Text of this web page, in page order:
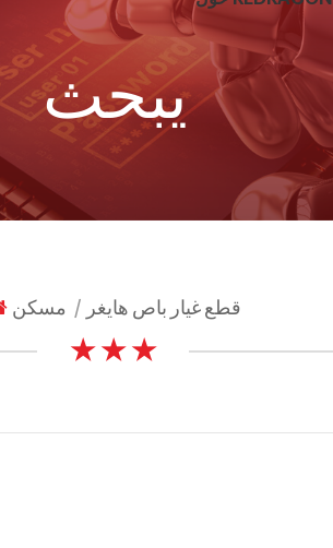
يبحث
مسكن | قطع غيار باص هايغر
★ ★ ★